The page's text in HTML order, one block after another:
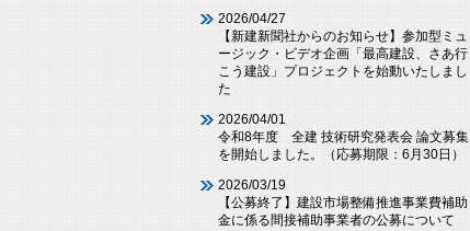
2026/04/27
【新建新聞社からのお知らせ】参加型ミュ
ージック・ビデオ企画「最高建設、さあ行
こう建設」プロジェクトを始動いたしまし
た
2026/04/01
令和8年度 全建 技術研究発表会 論文募集
を開始しました。（応募期限：6月30日）
2026/03/19
【公募終了】建設市場整備推進事業費補助
金に係る間接補助事業者の公募について